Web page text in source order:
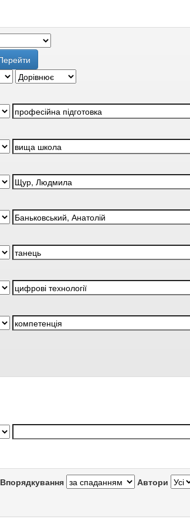
Впорядкування Автори